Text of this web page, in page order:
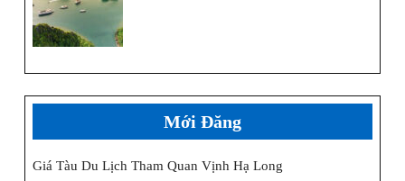
Mới Đăng
Giá Tàu Du Lịch Tham Quan Vịnh Hạ Long